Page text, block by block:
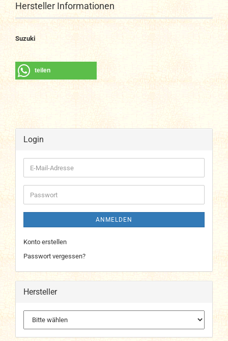
Hersteller Informationen
Suzuki
teilen
Login
E-
Mail-
Adresse
Passwort
ANMELDEN
Konto erstellen
Passwort vergessen?
Hersteller